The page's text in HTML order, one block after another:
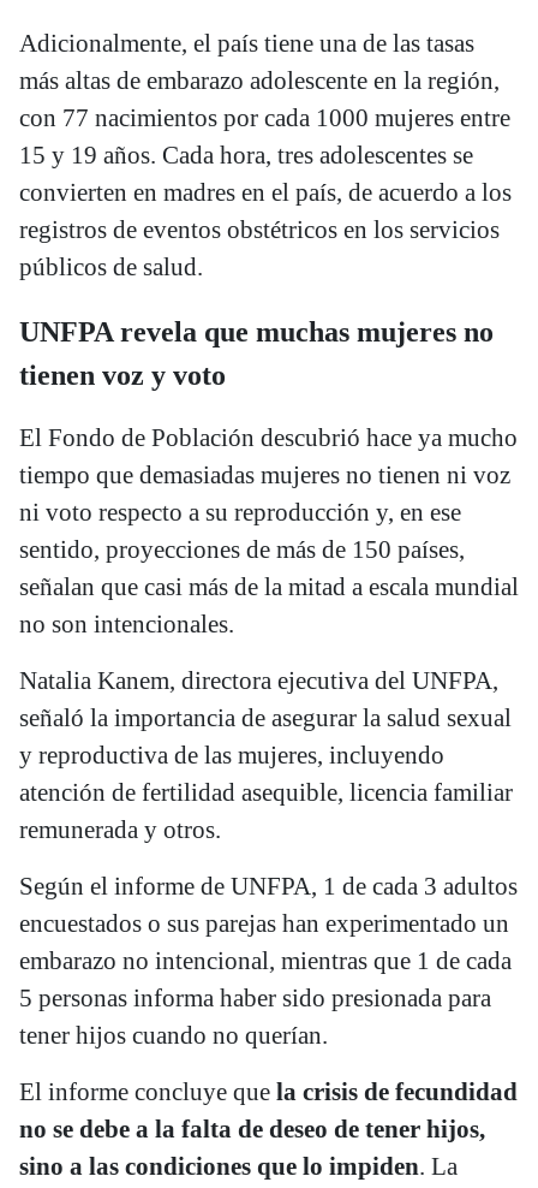
Adicionalmente, el país tiene una de las tasas
más altas de embarazo adolescente en la región,
con 77 nacimientos por cada 1000 mujeres entre
15 y 19 años. Cada hora, tres adolescentes se
convierten en madres en el país, de acuerdo a los
registros de eventos obstétricos en los servicios
públicos de salud.
UNFPA revela que muchas mujeres no
tienen voz y voto
El Fondo de Población descubrió hace ya mucho
tiempo que demasiadas mujeres no tienen ni voz
ni voto respecto a su reproducción y, en ese
sentido, proyecciones de más de 150 países,
señalan que casi más de la mitad a escala mundial
no son intencionales.
Natalia Kanem, directora ejecutiva del UNFPA,
señaló la importancia de asegurar la salud sexual
y reproductiva de las mujeres, incluyendo
atención de fertilidad asequible, licencia familiar
remunerada y otros.
Según el informe de UNFPA, 1 de cada 3 adultos
encuestados o sus parejas han experimentado un
embarazo no intencional, mientras que 1 de cada
5 personas informa haber sido presionada para
tener hijos cuando no querían.
El informe concluye que la crisis de fecundidad
no se debe a la falta de deseo de tener hijos,
sino a las condiciones que lo impiden. La